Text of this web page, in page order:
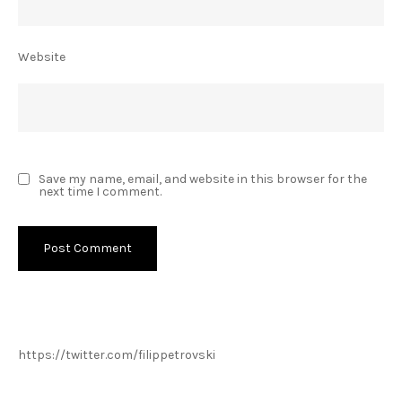
Website
Save my name, email, and website in this browser for the
next time I comment.
https://twitter.com/filippetrovski